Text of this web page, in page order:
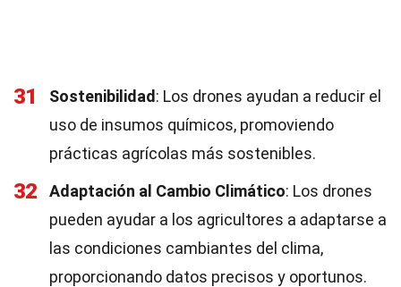
31 Sostenibilidad : Los drones ayudan a reducir el
uso de insumos químicos, promoviendo
prácticas agrícolas más sostenibles.
32 Adaptación al Cambio Climático: Los drones
pueden ayudar a los agricultores a adaptarse a
las condiciones cambiantes del clima,
proporcionando datos precisos y oportunos.